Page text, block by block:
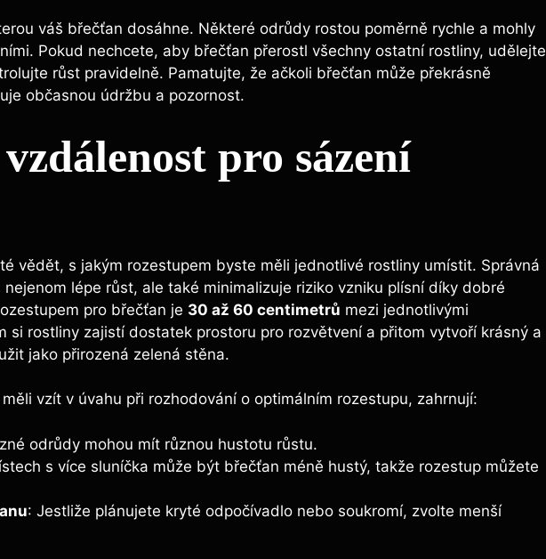
váš břečťan dosáhne. Některé odrůdy rostou poměrně rychle a mohly
Pokud nechcete, aby břečťan přerostl všechny ostatní rostliny, udělejte
růst pravidelně. Pamatujte, že ačkoli břečťan může překrásně
občasnou údržbu a pozornost.
pro sázení
vědět, s jakým rozestupem byste měli jednotlivé rostliny umístit. Správná
lépe růst, ale také minimalizuje riziko vzniku plísní díky dobré
pro břečťan je 30 až 60 centimetrů mezi jednotlivými
si rostliny zajistí dostatek prostoru pro rozvětvení a přitom vytvoří krásný a
jako přirozená zelená stěna.
vzít v úvahu při rozhodování o optimálním rozestupu, zahrnují:
odrůdy mohou mít různou hustotu růstu.
s více sluníčka může být břečťan méně hustý, takže rozestup můžete
: Jestliže plánujete kryté odpočívadlo nebo soukromí, zvolte menší